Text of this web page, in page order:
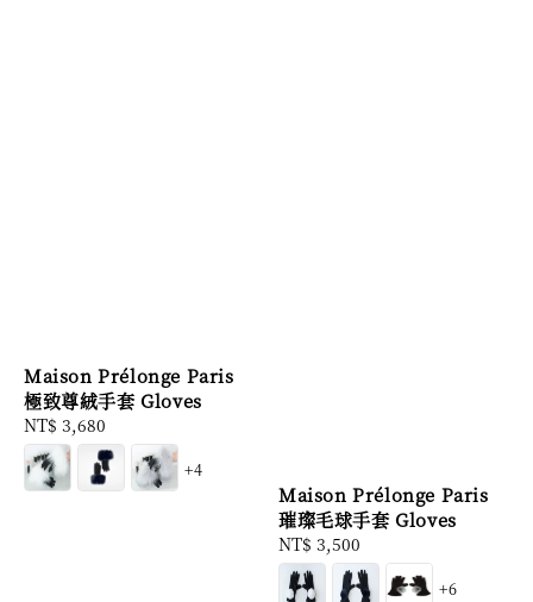
Maison Prélonge Paris
極致尊絨手套 Gloves
Regular
price
NT$ 3,680
+4
Maison Prélonge Paris
璀璨毛球手套 Gloves
Regular
price
NT$ 3,500
+6